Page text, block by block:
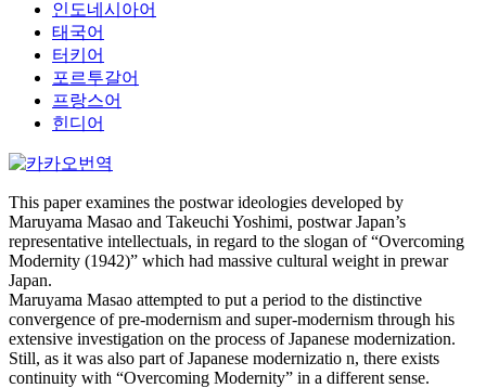
인도네시아어
태국어
터키어
포르투갈어
프랑스어
힌디어
This paper examines the postwar ideologies developed by
Maruyama Masao and Takeuchi Yoshimi, postwar Japan’s
representative intellectuals, in regard to the slogan of “Overcoming
Modernity (1942)” which had massive cultural weight in prewar
Japan.
Maruyama Masao attempted to put a period to the distinctive
convergence of pre-modernism and super-modernism through his
extensive investigation on the process of Japanese modernization.
Still, as it was also part of Japanese modernizatio n, there exists
continuity with “Overcoming Modernity” in a different sense.